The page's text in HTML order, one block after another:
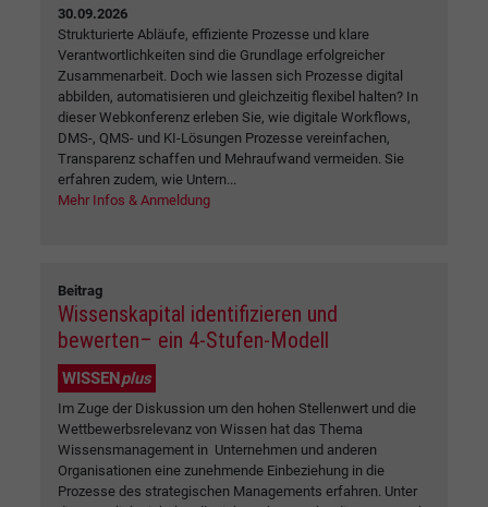
30.09.2026
Strukturierte Abläufe, effiziente Prozesse und klare
Verantwortlichkeiten sind die Grundlage erfolgreicher
Zusammenarbeit. Doch wie lassen sich Prozesse digital
abbilden, automatisieren und gleichzeitig flexibel halten? In
dieser Webkonferenz erleben Sie, wie digitale Workflows,
DMS-, QMS- und KI-Lösungen Prozesse vereinfachen,
Transparenz schaffen und Mehraufwand vermeiden. Sie
erfahren zudem, wie Untern...
Mehr Infos & Anmeldung
Beitrag
Wissenskapital identifizieren und
bewerten– ein 4-Stufen-Modell
WISSENplus
Im Zuge der Diskussion um den hohen Stellenwert und die
Wettbewerbsrelevanz von Wissen hat das Thema
Wissensmanagement in Unternehmen und anderen
Organisationen eine zunehmende Einbeziehung in die
Prozesse des strategischen Managements erfahren. Unter